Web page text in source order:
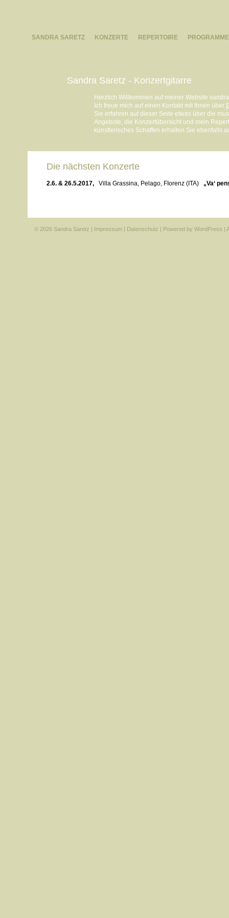
SANDRA SARETZ KONZERTE REPERTOIRE PROGRAMME
Sandra Saretz - Konzertgitarre
Herzlich Willkommen auf meiner Website
Ich freue mich auf einen Kontakt mit Ihnen über
Sie erfahren auf dieser Seite etwas über die
Angebote, die Konzertübersicht und mein
künstlerisches Schaffen erhalten Sie ebenfalls
Die nächsten Konzerte
2.6. & 26.5.2017, Villa Grassina, Pelago, FIorenz (ITA) „Va‘
© 2026 Sandra Saretz | Impressum | Datenschutz | Powered by WordPress |